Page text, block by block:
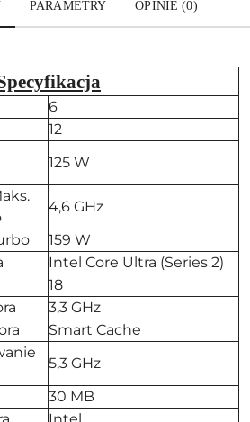
PARAMETRY OPINIE (0)
6
12
125 W
4,6 GHz
159 W
Intel Core Ultra (Series 2)
18
3,3 GHz
Smart Cache
5,3 GHz
30 MB